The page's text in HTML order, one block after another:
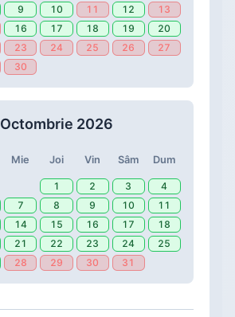
9 10 11 12
13
16 17 18 19
20
23 24 25 26
27
30
Octombrie 2026
Mie Joi Vin Sâm Dum
1 2 3
4
7 8 9 10
11
14 15 16 17
18
21 22 23 24
25
28 29 30 31